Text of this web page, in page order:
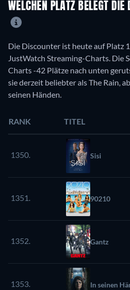
WELCHEN PLATZ BELEGT DIE
Die Discounter ist heute auf Platz
JustWatch Streaming-Charts. Die
Charts -42 Plätze nach unten
sie derzeit beliebter als The Rain,
seinen Händen.
RANK TITEL
1350. Sisi
1351. 90210
1352. Gantz
1353. In seinen